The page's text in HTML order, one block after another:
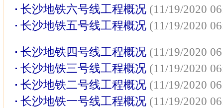
长沙地铁六号线工程概况 (11/19/2020
长沙地铁五号线工程概况 (11/19/2020
长沙地铁四号线工程概况 (11/19/2020
长沙地铁三号线工程概况 (11/19/2020
长沙地铁二号线工程概况 (11/19/2020
长沙地铁一号线工程概况 (11/19/2020